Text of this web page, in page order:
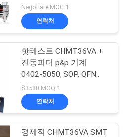
기계
21
PCBA 제조
Negotiate MOQ:1
연락처
핫테스트 CHMT36VA +
진동피더 p&p 기계
0402-5050, SOP, QFN..
$3580 MOQ:1
연락처
경제적 CHMT36VA SMT